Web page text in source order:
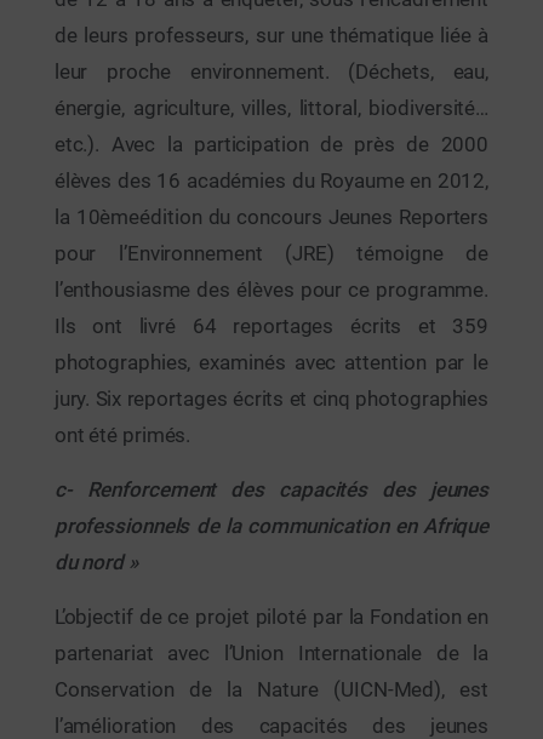
de leurs professeurs, sur une thématique liée à
leur proche environnement. (Déchets, eau,
énergie, agriculture, villes, littoral, biodiversité…
etc.). Avec la participation de près de 2000
élèves des 16 académies du Royaume en 2012,
la 10èmeédition du concours Jeunes Reporters
pour l’Environnement (JRE) témoigne de
l’enthousiasme des élèves pour ce programme.
Ils ont livré 64 reportages écrits et 359
photographies, examinés avec attention par le
jury. Six reportages écrits et cinq photographies
ont été primés.
c- Renforcement des capacités des jeunes
professionnels de la communication en Afrique
du nord »
L’objectif de ce projet piloté par la Fondation en
partenariat avec l’Union Internationale de la
Conservation de la Nature (UICN-Med), est
l’amélioration des capacités des jeunes